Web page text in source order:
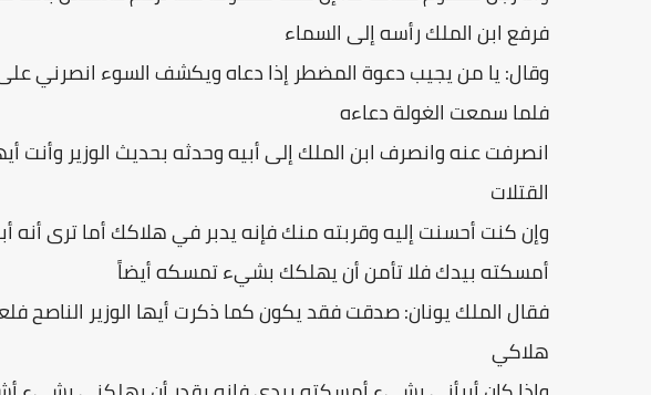
فرفع ابن الملك رأسه إلى السماء
وقال: يا من يجيب دعوة المضطر إذا دعاه ويكشف السوء انصرني
فلما سمعت الغولة دعاءه
انصرفت عنه وانصرف ابن الملك إلى أبيه وحدثه بحديث الوزير وأنت
القتلات
وإن كنت أحسنت إليه وقربته منك فإنه يدبر في هلاكك أما ترى
أمسكته بيدك فلا تأمن أن يهلكك بشيء تمسكه أيضاً
فقال الملك يونان: صدقت فقد يكون كما ذكرت أيها الوزير
هلاكي